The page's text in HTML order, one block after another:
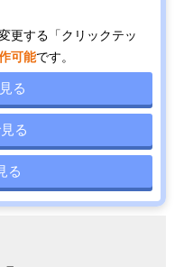
更する「クリックテッ
可能です。
る
る
る